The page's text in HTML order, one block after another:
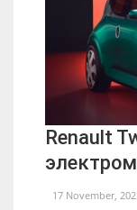
Renault
17 November,